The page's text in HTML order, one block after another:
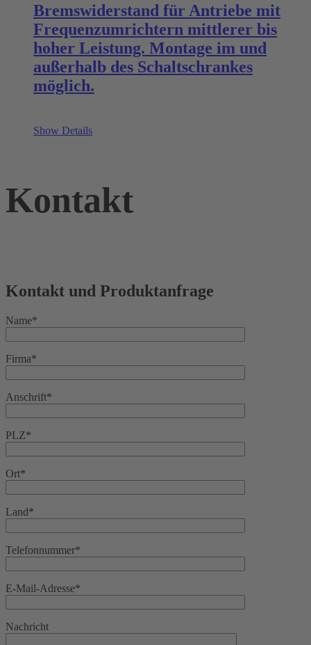
Bremswiderstand für Antriebe mit
Frequenzumrichtern mittlerer bis
hoher Leistung. Montage im und
außerhalb des Schaltschrankes
möglich.
Show Details
Kontakt
Kontakt und Produktanfrage
Name*
Firma*
Anschrift*
PLZ*
Ort*
Land*
Telefonnummer*
E-Mail-Adresse*
Nachricht